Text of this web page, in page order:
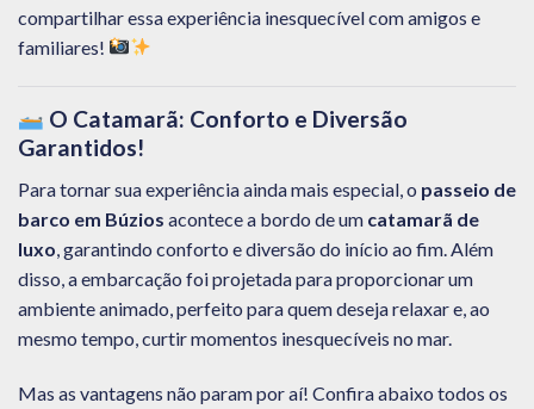
compartilhar essa experiência inesquecível com amigos e
familiares!
O Catamarã: Conforto e Diversão
Garantidos!
Para tornar sua experiência ainda mais especial, o passeio de
barco em Búzios acontece a bordo de um catamarã de
luxo, garantindo conforto e diversão do início ao fim. Além
disso, a embarcação foi projetada para proporcionar um
ambiente animado, perfeito para quem deseja relaxar e, ao
mesmo tempo, curtir momentos inesquecíveis no mar.
Mas as vantagens não param por aí! Confira abaixo todos os